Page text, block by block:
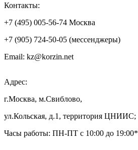
Контакты:
+7 (495) 005-56-74 Москва
+7 (905) 724-50-05 (мессенджеры)
Email: kz@korzin.net
Адрес:
г.Москва, м.Свиблово,
ул.Кольская, д.1, территория ЦНИИС;
Часы работы: ПН-ПТ с 10:00 до 19:00*